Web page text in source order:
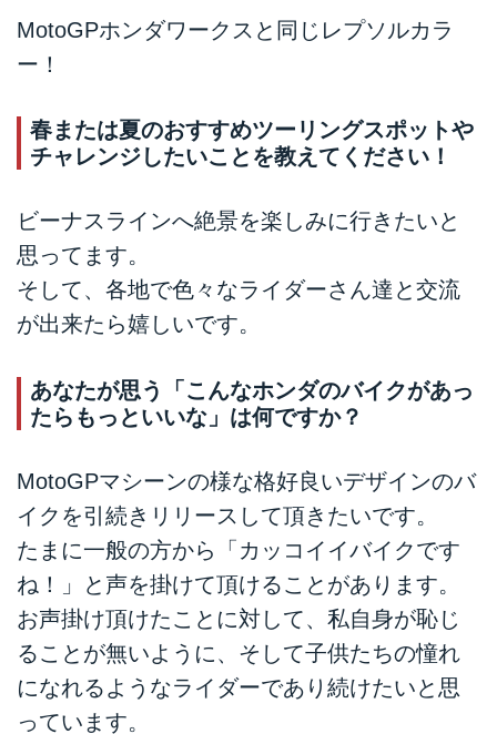
MotoGPホンダワークスと同じレプソルカラ
ー！
春または夏のおすすめツーリングスポットや
チャレンジしたいことを教えてください！
ビーナスラインへ絶景を楽しみに行きたいと
思ってます。
そして、各地で色々なライダーさん達と交流
が出来たら嬉しいです。
あなたが思う「こんなホンダのバイクがあっ
たらもっといいな」は何ですか？
MotoGPマシーンの様な格好良いデザインのバ
イクを引続きリリースして頂きたいです。
たまに一般の方から「カッコイイバイクです
ね！」と声を掛けて頂けることがあります。
お声掛け頂けたことに対して、私自身が恥じ
ることが無いように、そして子供たちの憧れ
になれるようなライダーであり続けたいと思
っています。